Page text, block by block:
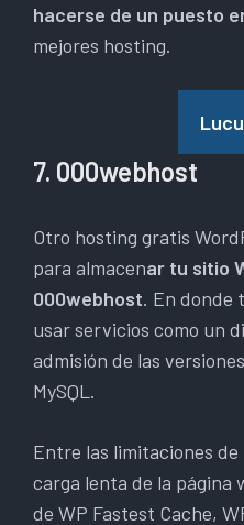
hacerse de un puesto
mejores hosting.
7. 000webhost
Otro hosting gratis
para almacenar tu sitio
000webhost. En donde
usar servicios como un
admisión de las
MySQL.
Entre las limitaciones
carga lenta de la página
de WP Fastest Cache,